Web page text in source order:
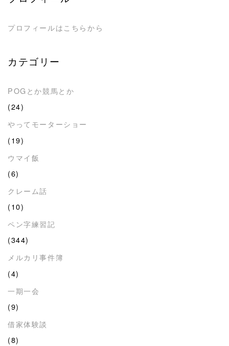
プロフィールはこちらから
カテゴリー
POGとか競馬とか
(24)
やってモーターショー
(19)
ウマイ飯
(6)
クレーム話
(10)
ペン字練習記
(344)
メルカリ事件簿
(4)
一期一会
(9)
借家体験談
(8)